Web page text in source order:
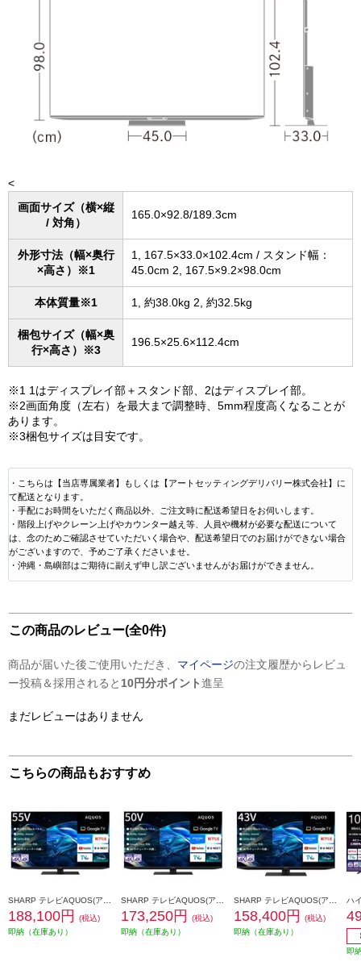
<
画面サイズ（横×縦
/ 対角）
165.0×92.8/189.3cm
外形寸法（幅×奥行
×高さ）※1
1, 167.5×33.0×102.4cm / スタンド幅：
45.0cm 2, 167.5×9.2×98.0cm
本体質量※1 1, 約38.0kg 2, 約32.5kg
梱包サイズ（幅×奥
行×高さ）※3
196.5×25.6×112.4cm
※1 1はディスプレイ部＋スタンド部、2はディスプレイ部。
※2画面角度（左右）を最大まで調整時、5mm程度高くなることが
あります。
※3梱包サイズは目安です。
・こちらは【当店専属業者】もしくは【アートセッティングデリバリー株式会社】に
て配送となります。
・手配にお時間をいただく商品以外、ご注文時に配送希望日をお伺いします。
・階段上げやクレーン上げやカウンター越え等、人員や機材が必要な配送について
は、念のためご確認させていただいく場合や、配送希望日でのお届けができない場合
がございますので、予めご了承くださいませ。
・沖縄・島嶼部はご期待に副えず申し訳ございませんがお届けができません。
この商品のレビュー(全0件)
商品が届いた後ご使用いただき、 マイページの注文履歴からレビュ
ー投稿＆採用されると 10円分ポイント進呈
まだレビューはありません
こちらの商品もおすすめ
188,100円
(税込)
即納（在庫あり）
173,250円
(税込)
即納（在庫あり）
158,400円
(税込)
即納（在庫あり）
即